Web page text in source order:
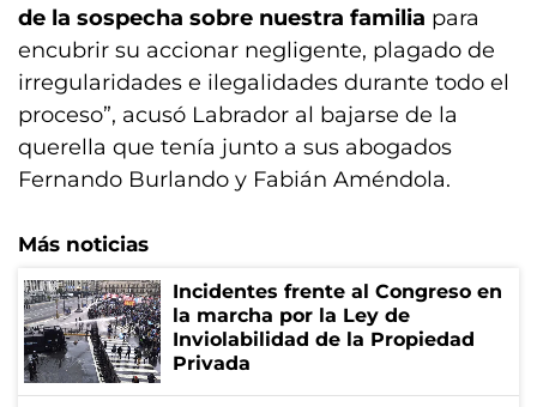
de la sospecha sobre nuestra familia para
encubrir su accionar negligente, plagado de
irregularidades e ilegalidades durante todo el
proceso”, acusó Labrador al bajarse de la
querella que tenía junto a sus abogados
Fernando Burlando y Fabián Améndola.
Más noticias
Incidentes frente al Congreso en
la marcha por la Ley de
Inviolabilidad de la Propiedad
Privada